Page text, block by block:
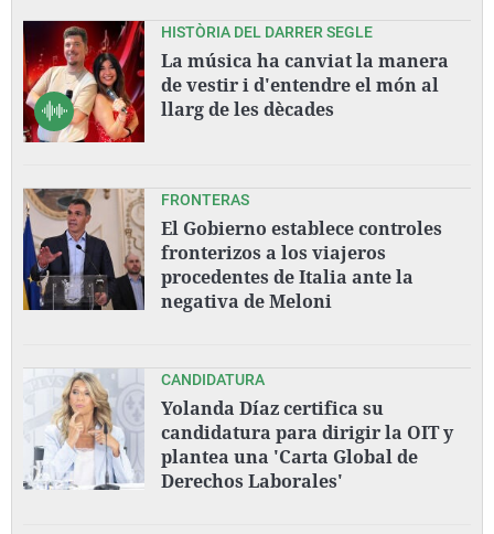
HISTÒRIA DEL DARRER SEGLE
La música ha canviat la manera
de vestir i d'entendre el món al
llarg de les dècades
FRONTERAS
El Gobierno establece controles
fronterizos a los viajeros
procedentes de Italia ante la
negativa de Meloni
CANDIDATURA
Yolanda Díaz certifica su
candidatura para dirigir la OIT y
plantea una 'Carta Global de
Derechos Laborales'